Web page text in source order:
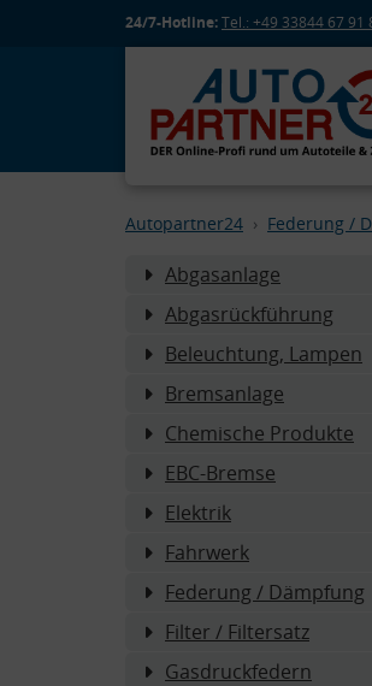
24/7-Hotline:Tel.: +49 33844 67 91
Autopartner24 Federung /
Abgasanlage
Abgasrückführung
Beleuchtung, Lampen
Bremsanlage
Chemische Produkte
EBC-Bremse
Elektrik
Fahrwerk
Federung / Dämpfung
Filter / Filtersatz
Gasdruckfedern